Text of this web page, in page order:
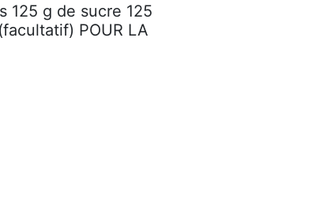
125 g de sucre 125
POUR LA